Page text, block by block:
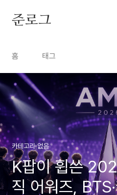
준로그
홈 태그
카테고리 없음
K팝이 휩쓴
직 어워즈,